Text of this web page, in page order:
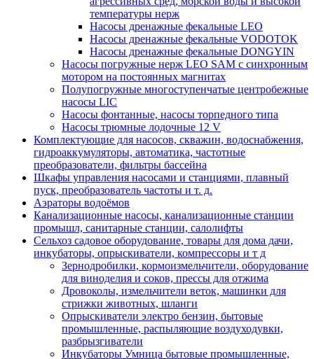
температуры нерж
Насосы дренажные фекальные LEO
Насосы дренажные фекальные VODOTOK
Насосы дренажные фекальные DONGYIN
Насосы погружные нерж LEO SAM с синхронным
мотором на постоянных магнитах
Полупогружные многоступенчатые центробежные
насосы LIC
Насосы фонтанные, насосы торпедного типа
Насосы трюмные лодочные 12 V
Комплектующие для насосов, скважин, водоснабжения,
гидроаккумуляторы, автоматика, частотные
преобразователи, фильтры бассейна
Шкафы управления насосами и станциями, плавный
пуск, преобразователь частоты и т. д.
Аэраторы водоёмов
Канализационные насосы, канализационные станции
промышл, санитарные станции, салолифты
Сельхоз садовое оборудование, товары для дома дачи,
инкубаторы, опрыскиватели, компрессоры и т д
Зернодробилки, кормоизмельчители, оборудование
для виноделия и соков, прессы для отжима
Дровоколы, измельчители веток, машинки для
стрижки животных, шланги
Опрыскиватели электро бензин, бытовые
промышленные, распыляющие воздуходувки,
разбрызгиватели
Инкубаторы Умница бытовые промышленные,